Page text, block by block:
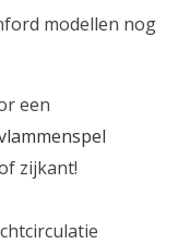
modellen nog
een
zijkant!